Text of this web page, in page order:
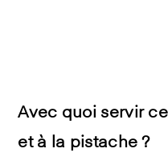
Avec quoi servir
et à la pistache ?